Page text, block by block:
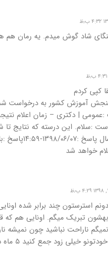
شاد گوش میدم. یه رمان
کپی کردم
آموزش کشور به درخواست
| دکتری – زمان اعلام
:سلام. این درسته که نتایج تا
١۴:۵٩پاسخ :با سلام
خواهد شد
استرستون چند برابر شده
تبریک میگم. اونایی هم که
ناراحت نباشید چون نمیشه
نبود. فقط میگم خودتونو